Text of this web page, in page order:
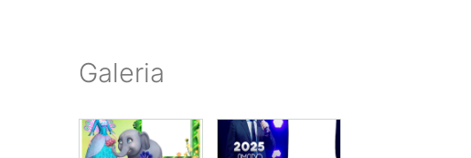
Galeria